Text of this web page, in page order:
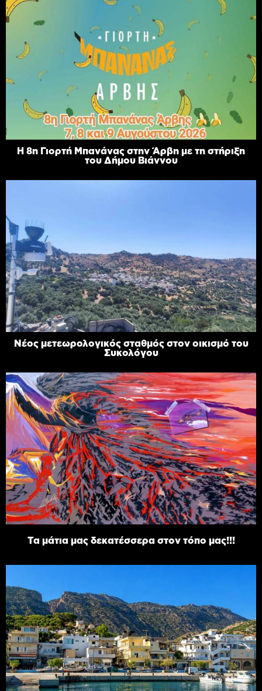
Η 8η Γιορτή Μπανάνας στην Άρβη με τη στήριξη
του Δήμου Βιάννου
Νέος μετεωρολογικός σταθμός στον οικισμό του
Συκολόγου
Τα μάτια μας δεκατέσσερα στον τόπο μας!!!